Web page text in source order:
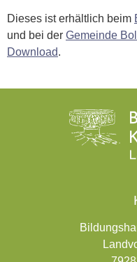
Dieses ist erhältlich beim
und bei der Gemeinde
Download.